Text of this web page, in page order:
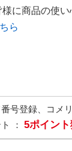
に商品の使
ら
号登録、コメ
： 5ポイン